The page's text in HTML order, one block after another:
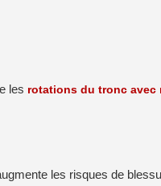
les rotations du tronc avec
les risques de